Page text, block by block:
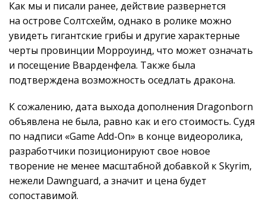
Как мы и писали ранее, действие развернется
на острове Солтсхейм, однако в ролике можно
увидеть гигантские грибы и другие характерные
черты провинции Морроуинд, что может означать
и посещение Вварденфела. Также была
подтверждена возможность оседлать дракона.
К сожалению, дата выхода дополнения Dragonborn
объявлена не была, равно как и его стоимость. Судя
по надписи «Game Add-On» в конце видеоролика,
разработчики позиционируют свое новое
творение не менее масштабной добавкой к Skyrim,
нежели Dawnguard, а значит и цена будет
сопоставимой.